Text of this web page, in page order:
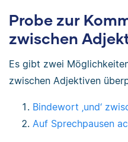
Probe zur
zwischen
Es gibt zwei
zwischen Adjektiven
Bindewort ‚und‘
Auf Sprechpausen